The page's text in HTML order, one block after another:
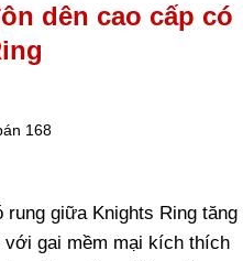
dên cao cấp có
168
rung giữa Knights Ring tăng
gai mềm mại kích thích